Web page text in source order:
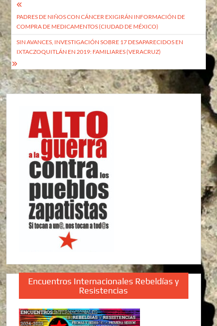
Navegación
de
entradas
PADRES DE NIÑOS CON CÁNCER EXIGIRÁN INFORMACIÓN DE
COMPRA DE MEDICAMENTOS (CIUDAD DE MÉXICO)
SIN AVANCES, INVESTIGACIÓN SOBRE 17 DESAPARECIDOS EN
IXTACZOQUITLÁN EN 2019: FAMILIARES (VERACRUZ)
Encuentros Internacionales Rebeldías y
Resistencias